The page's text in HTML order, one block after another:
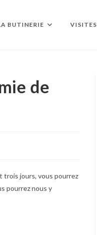
BUTINERIE VISITES
de
trois jours, vous pourrez
pourrez nous y